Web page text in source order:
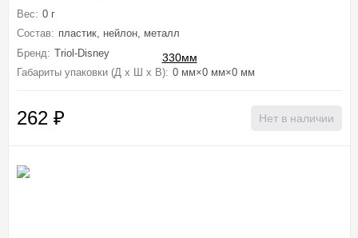
Вес: 0 г
Состав: пластик, нейлон, металл
Бренд: Triol-Disney
Габариты упаковки (Д х Ш х В): 0 мм×0 мм×0 мм
262 ₽ Нет в наличии